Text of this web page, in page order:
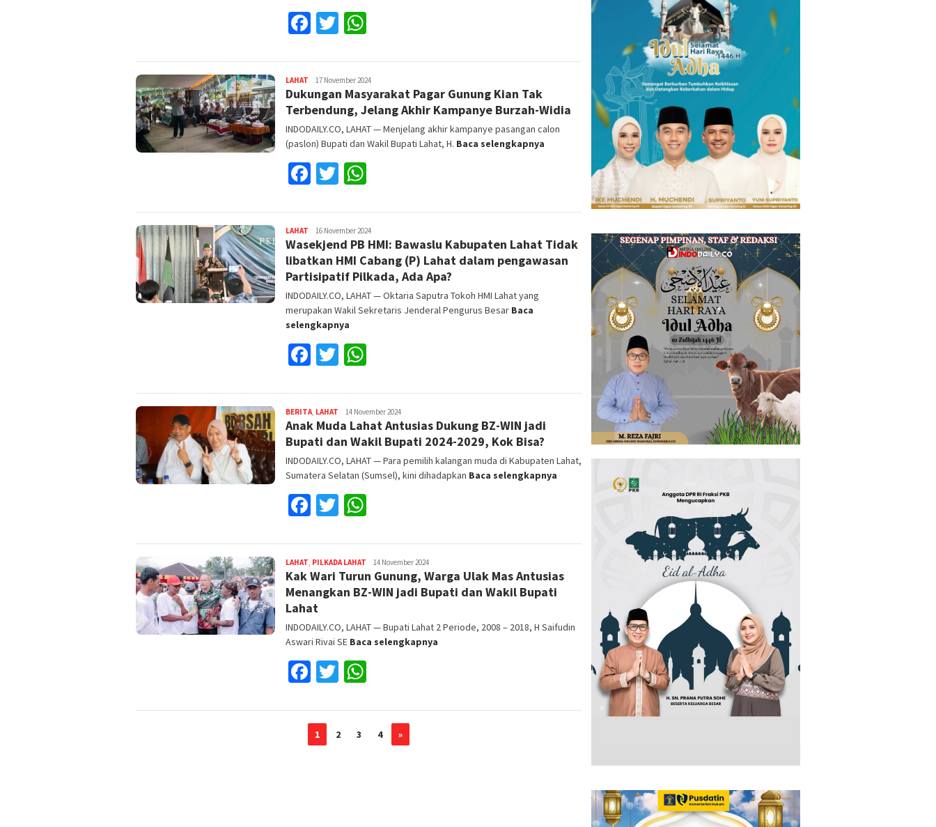
Facebook
Twitter
LAHAT Reza
Fajri
17 November 2024
Dukungan Masyarakat Pagar Gunung Kian Tak
Terbendung, Jelang Akhir Kampanye Burzah-Widia
INDODAILY.CO, LAHAT — Menjelang akhir kampanye pasangan calon
(paslon) Bupati dan Wakil Bupati Lahat, H. Baca selengkapnya
Facebook
Twitter
LAHAT Reza
Fajri
16 November 2024
Wasekjend PB HMI: Bawaslu Kabupaten Lahat Tidak
libatkan HMI Cabang (P) Lahat dalam pengawasan
Partisipatif Pilkada, Ada Apa?
INDODAILY.CO, LAHAT — Oktaria Saputra Tokoh HMI Lahat yang
merupakan Wakil Sekretaris Jenderal Pengurus Besar Baca
selengkapnya
Facebook
Twitter
BERITA, LAHAT Reza
Fajri
14 November 2024
Anak Muda Lahat Antusias Dukung BZ-WIN jadi
Bupati dan Wakil Bupati 2024-2029, Kok Bisa?
INDODAILY.CO, LAHAT — Para pemilih kalangan muda di Kabupaten Lahat,
Sumatera Selatan (Sumsel), kini dihadapkan Baca selengkapnya
Facebook
Twitter
LAHAT, PILKADA LAHAT Reza
Fajri
14 November 2024
Kak Wari Turun Gunung, Warga Ulak Mas Antusias
Menangkan BZ-WIN jadi Bupati dan Wakil Bupati
Lahat
INDODAILY.CO, LAHAT — Bupati Lahat 2 Periode, 2008 – 2018, H Saifudin
Aswari Rivai SE Baca selengkapnya
Facebook
Twitter
1 2 3 4 »